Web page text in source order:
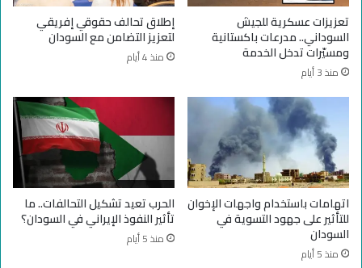
ر
ا
ر
ا
ل
ع
ا
ل
ت
ع
ل
ي
ت
د
م
ي
ر
ع
ا
ل
ت
ع
ل
تعزيزات عسكرية للجيش
السوداني.. مدرعات باكستانية
ومسيّرات تدخل الخدمة
منذ 3 أيام
إطلاق تحالف حقوقي إفريقي
لتعزيز التضامن مع السودان
منذ 4 أيام
اتهامات باستخدام واجهات الإخوان
للتأثير على جهود التسوية في
السودان
منذ 5 أيام
الحرب تعيد تشكيل التحالفات.. ما
تأثير النفوذ الإيراني في السودان؟
منذ 5 أيام